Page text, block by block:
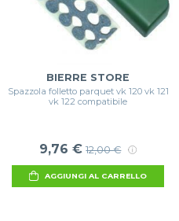
BIERRE STORE
Spazzola folletto parquet vk 120 vk 121
vk 122 compatibile
9,76 € 12,00 €
AGGIUNGI AL CARRELLO